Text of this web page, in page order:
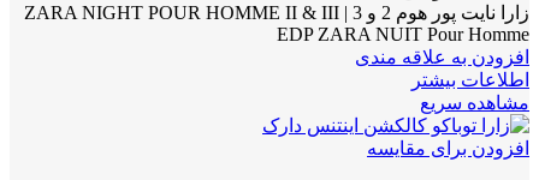
زارا نایت پور هوم 2 و 3 | ZARA NIGHT POUR HOMME II & III
EDP ZARA NUIT Pour Homme
افزودن به علاقه مندی
اطلاعات بیشتر
مشاهده سریع
افزودن برای مقایسه